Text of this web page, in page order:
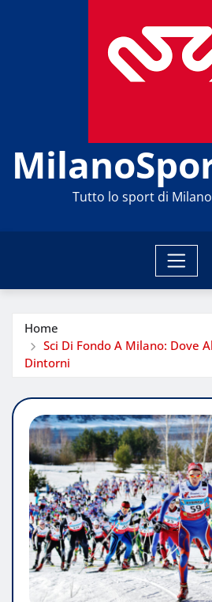
Tutto lo sport di
Home
Sci Di Fondo A Milano: Dove
Dintorni